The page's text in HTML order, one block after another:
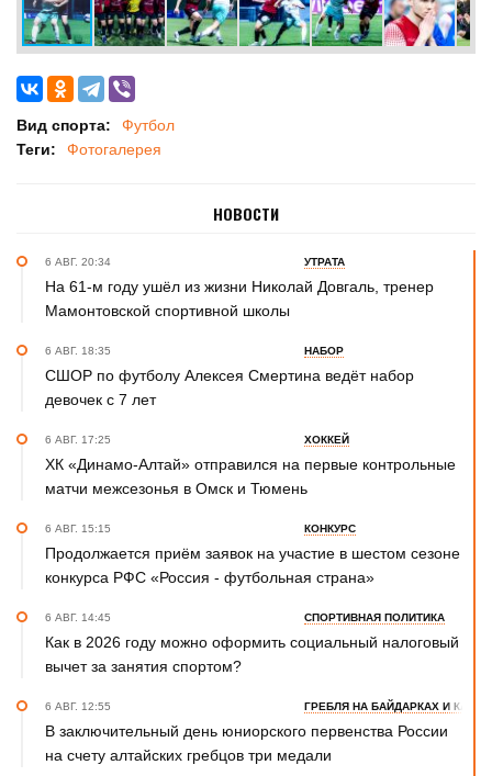
Вид спорта:
Футбол
Теги:
Фотогалерея
НОВОСТИ
6 АВГ. 20:34 УТРАТА
На 61-м году ушёл из жизни Николай Довгаль, тренер
Мамонтовской спортивной школы
6 АВГ. 18:35 НАБОР
СШОР по футболу Алексея Смертина ведёт набор
девочек с 7 лет
6 АВГ. 17:25 ХОККЕЙ
ХК «Динамо-Алтай» отправился на первые контрольные
матчи межсезонья в Омск и Тюмень
6 АВГ. 15:15 КОНКУРС
Продолжается приём заявок на участие в шестом сезоне
конкурса РФС «Россия - футбольная страна»
6 АВГ. 14:45 СПОРТИВНАЯ ПОЛИТИКА
Как в 2026 году можно оформить социальный налоговый
вычет за занятия спортом?
6 АВГ. 12:55 ГРЕБЛЯ НА БАЙДАРКАХ И КАНОЭ
В заключительный день юниорского первенства России
на счету алтайских гребцов три медали